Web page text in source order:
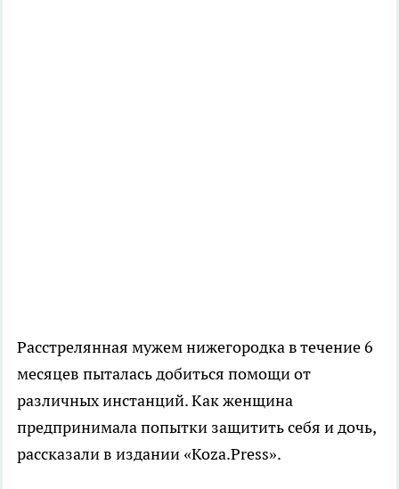
Расстрелянная мужем нижегородка в течение 6
месяцев пыталась добиться помощи от
различных инстанций. Как женщина
предпринимала попытки защитить себя и дочь,
рассказали в издании «Koza.Press».